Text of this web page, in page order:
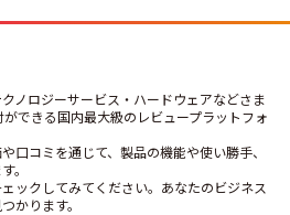
ノロジーサービス・ハードウェアなどさま
できる国内最大級のレビュープラットフォ
口コミを通じて、製品の機能や使い勝手、
。
ックしてみてください。あなたのビジネス
かります。